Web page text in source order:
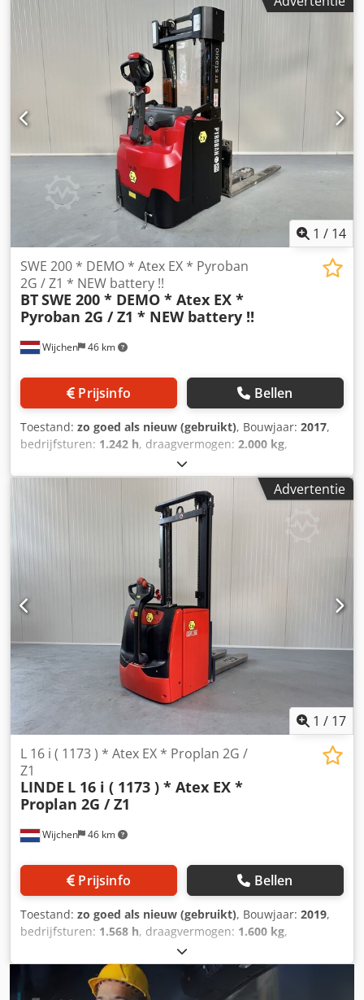
as ( 1173 ) * EX * Proplan 2GD / Zone 1-21-22 *
Mast:3F4000 ID:26064.5442 Cat.:Demo Mast:3F4000
Lowered height:1920 mm Lifting height:4000 mm
Capacity:2000 kg Year:2018 Hours:214 hours
Capacity:Complete NEW * 24v / 315ah * Bj 2025 Options:*
EX * Proplan !!!!! Systeem / Certificate = EPS 16 ATEX 1137 X
Gasgroep = IIB Type = Cat 2G ( toegestaan in ZONE 1 en 2 )
Tempklasse = T4 ===== Dustgroep = IIIC Type = Cat 2D (
toegestaan in ZONE 21 en 22 ) Tempklasse = T 120*C =====
Zeer UNIEKE explosie beveilige ATEX “ DEMO “
BREEDSPOOR Crodpfxszr Rkbj Agyef - met VRIJDRAGENDE
verstelbare heftruck lepels - tevens voorzien van
VERSTELBARE steunpoten POWERSTEERINGComplete LIKE
1 / 14
Wijchen 46 km
SWE 200 * DEMO * Atex EX * Pyroban
2G / Z1 * NEW battery !!
BTSWE 200 * DEMO * Atex EX *
Pyroban 2G / Z1 * NEW battery !!
Prijsinfo Bellen
Toestand: zo goed als nieuw (gebruikt), Bouwjaar: 2017,
bedrijfsturen: 1.242 h, draagvermogen: 2.000 kg,
, brandstoftype:
duplex, bouwhoogte:1.750 mm, Manufacturer + model:BT
SWE 200 * EX * Pyroban 2G / Zone 1 Mast:2W2150
ID:24110.7680 Cat.:Demo Mast:2W2150 Lowered
height:1750 mm Lifting height:2150 mm Capacity:2000 kg
Year:2017 Hours:1242 hours Capacity: NEW * 24v / 255ah *
Bj 11/2024 Options:* EX * Atex - Pyroban !!!! Systeem = Ex -
Tec 2G Gasgroep = IIB Type = 2G ( toegestaan in ZONE 1 &
2 ) Cjdpfx Aszr Rh Hegyjrf Temp klasse = T3FEM 2 vorken
bord - verstelbare lepels
Advertentie
1 / 17
Wijchen 46 km
L 16 i ( 1173 ) * Atex EX * Proplan 2G /
Z1
LINDE L 16 i ( 1173 ) * Atex EX *
Proplan 2G / Z1
Prijsinfo Bellen
Toestand: zo goed als nieuw (gebruikt), Bouwjaar: 2019,
bedrijfsturen: 1.568 h, draagvermogen: 1.600 kg,
, brandstoftype:
duplex, bouwhoogte:2.120 mm, Manufacturer +
model:LINDE L 16 i ( 1173 ) * EX * Proplan 2G / Zone 1 *